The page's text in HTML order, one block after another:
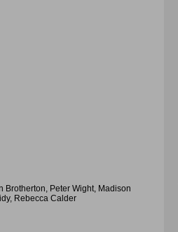
Brotherton, Peter Wight, Madison
Rebecca Calder